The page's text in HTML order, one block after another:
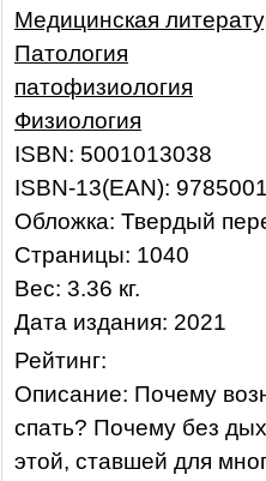
Медицинская
Патология
патофизиология
Физиология
ISBN: 5001013038
ISBN-13(EAN):
Обложка: Твердый
Страницы: 1040
Вес: 3.36 кг.
Дата издания: 2021
Рейтинг:
Описание: Почему
спать? Почему без
этой, ставшей для